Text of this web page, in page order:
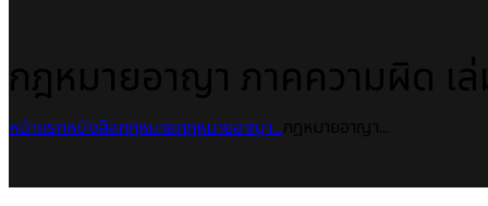
หน้าแรกหนังสือกฎหมายกฎหมายอาญา...